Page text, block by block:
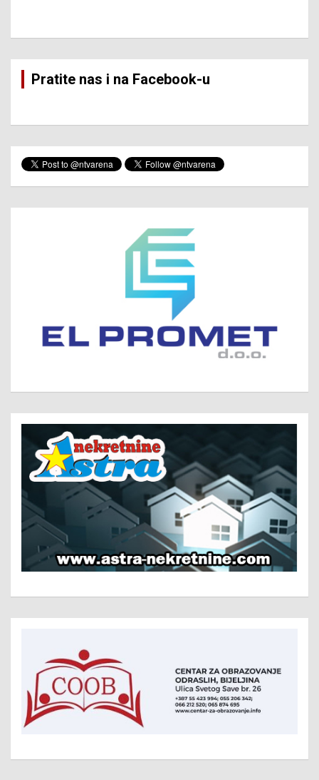
Pratite nas i na Facebook-u